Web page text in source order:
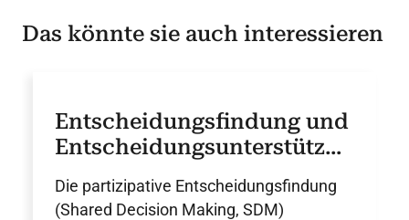
Das könnte sie auch interessieren
Entscheidungsfindung und
Entscheidungsunterstützun
g in der Herzmedizin
Die partizipative Entscheidungsfindung
(Shared Decision Making, SDM)